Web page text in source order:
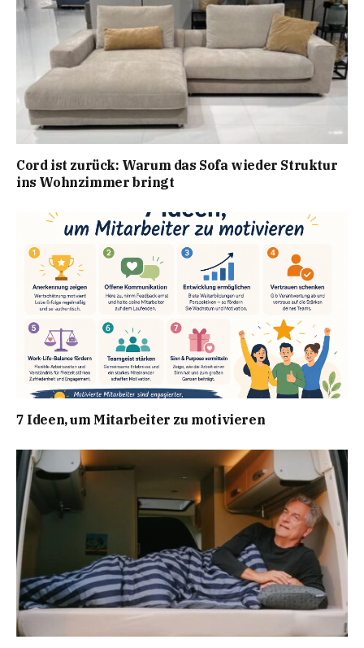
Cord ist zurück: Warum das Sofa wieder Struktur
ins Wohnzimmer bringt
7 Ideen, um Mitarbeiter zu motivieren